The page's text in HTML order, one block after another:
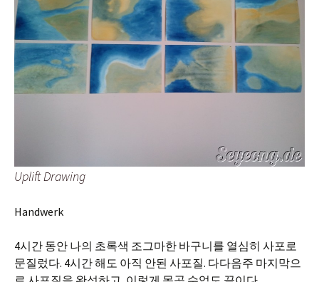
Uplift Drawing
Handwerk
4시간 동안 나의 초록색 조그마한 바구니를 열심히 사포로
문질렀다. 4시간 해도 아직 안된 사포질. 다다음주 마지막으